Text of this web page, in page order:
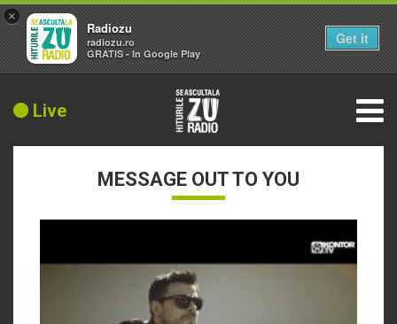
Live
MESSAGE OUT TO YOU
×
Radiozu
radiozu.ro
GRATIS - In Google Play
Get it